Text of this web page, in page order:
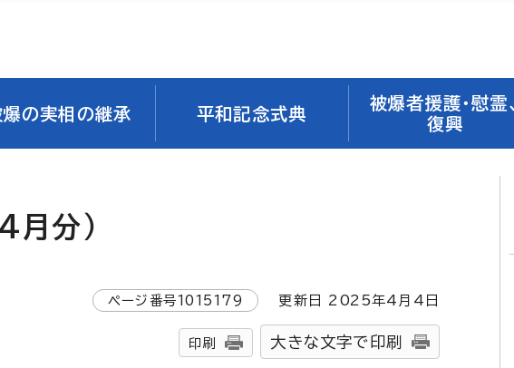
爆の実相の継承 平和記念式典
被爆者援護・慰霊、
復興
分）
ページ番号1015179 更新日 2025年4月4日
印刷 大きな文字で印刷